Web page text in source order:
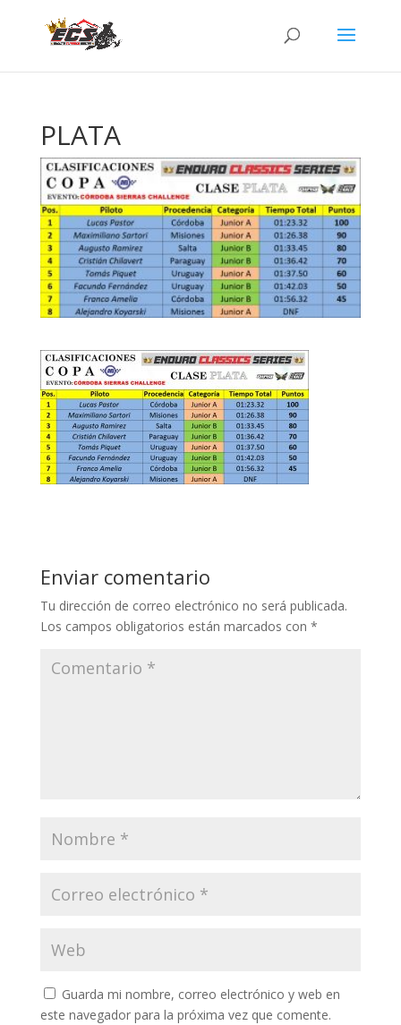
PLATA
Enviar comentario
Tu dirección de correo electrónico no será publicada.
Los campos obligatorios están marcados con *
Guarda mi nombre, correo electrónico y web en
este navegador para la próxima vez que comente.